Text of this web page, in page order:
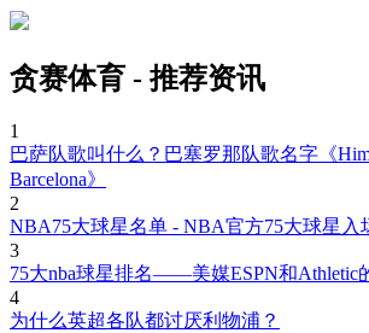
贪赛体育 - 推荐资讯
1
巴萨队歌叫什么？巴塞罗那队歌名字《
Barcelona》
2
NBA75大球星名单 - NBA官方75大球星入
3
75大nba球星排名——美媒ESPN和Athletic
4
为什么英超各队都讨厌利物浦？